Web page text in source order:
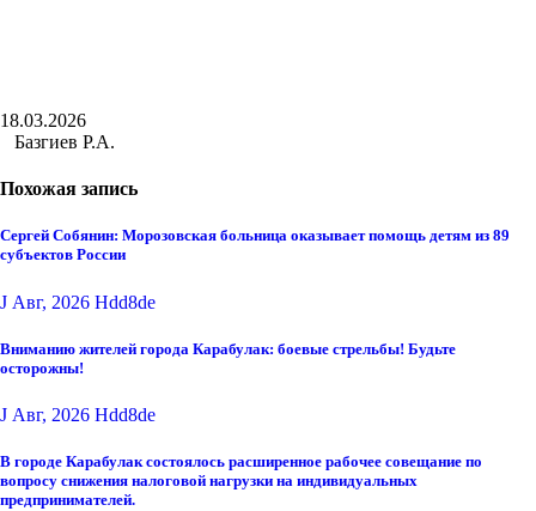
18.03.2026
Базгиев Р.А.
Похожая запись
Сергей Собянин: Морозовская больница оказывает помощь детям из 89
субъектов России
J Авг, 2026 Hdd8de
Вниманию жителей города Карабулак: боевые стрельбы! Будьте
осторожны!
J Авг, 2026 Hdd8de
В городе Карабулак состоялось расширенное рабочее совещание по
вопросу снижения налоговой нагрузки на индивидуальных
предпринимателей.